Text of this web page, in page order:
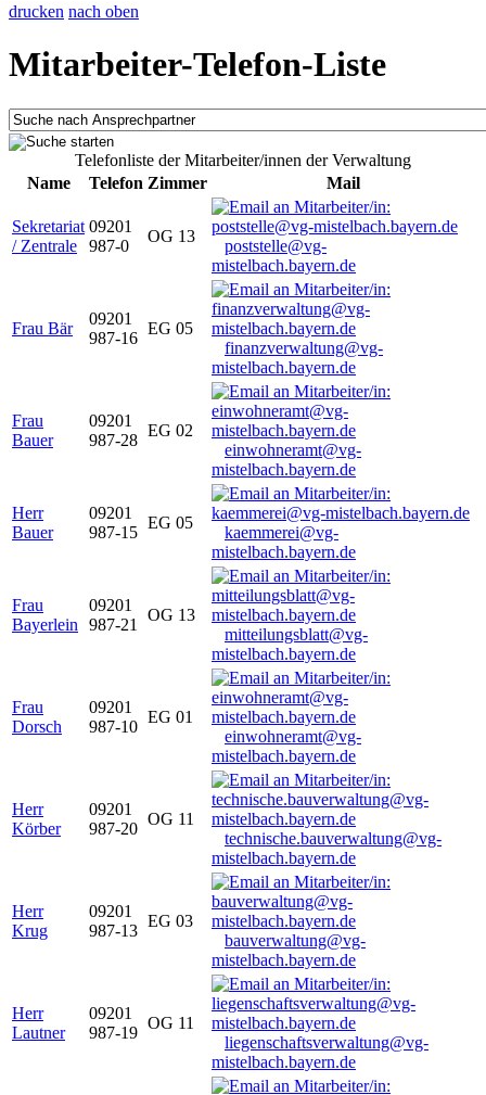
drucken nach oben
Mitarbeiter-Telefon-Liste
Telefonliste der Mitarbeiter/innen der Verwaltung
Name
Telefon Zimmer Mail
Sekretariat
/ Zentrale
09201
987-0
OG 13
poststelle@vg-
mistelbach.bayern.de
Frau Bär
09201
987-16
EG 05
finanzverwaltung@vg-
mistelbach.bayern.de
Frau
Bauer
09201
987-28
EG 02
einwohneramt@vg-
mistelbach.bayern.de
Herr
Bauer
09201
987-15
EG 05
kaemmerei@vg-
mistelbach.bayern.de
Frau
Bayerlein
09201
987-21
OG 13
mitteilungsblatt@vg-
mistelbach.bayern.de
Frau
Dorsch
09201
987-10
EG 01
einwohneramt@vg-
mistelbach.bayern.de
Herr
Körber
09201
987-20
OG 11
technische.bauverwaltung@vg-
mistelbach.bayern.de
Herr
Krug
09201
987-13
EG 03
bauverwaltung@vg-
mistelbach.bayern.de
Herr
Lautner
09201
987-19
OG 11
liegenschaftsverwaltung@vg-
mistelbach.bayern.de